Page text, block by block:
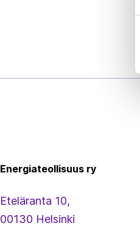
Energiateollisuus ry
Eteläranta 10,
00130 Helsinki